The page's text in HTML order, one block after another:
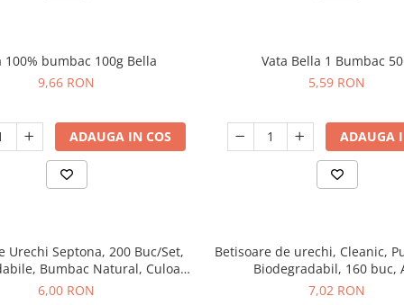
100% bumbac 100g Bella
9,66 RON
ADAUGA IN COS
Vata Bella 1 Bumbac
5,59 RON
ADAUGA
Urechi Septona, 200 Buc/Set,
Bumbac Natural, Culoare
Alba
6,00 RON
Betisoare de urechi, Cleanic,
Biodegradabil, 160 buc,
7,02 RON